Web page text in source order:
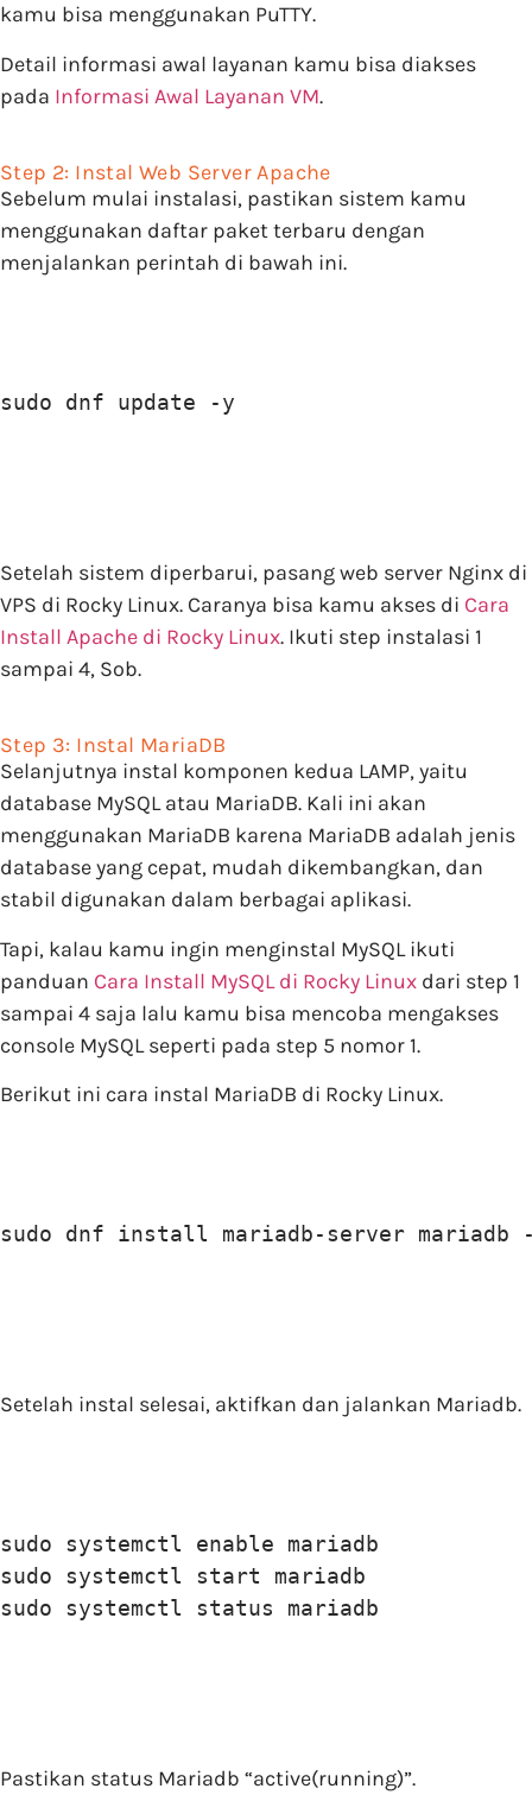
kamu bisa menggunakan PuTTY.
Detail informasi awal layanan kamu bisa diakses
pada Informasi Awal Layanan VM.
Step 2: Instal Web Server Apache
Sebelum mulai instalasi, pastikan sistem kamu
menggunakan daftar paket terbaru dengan
menjalankan perintah di bawah ini.
sudo dnf update -y
Setelah sistem diperbarui, pasang web server Nginx di
VPS di Rocky Linux. Caranya bisa kamu akses di Cara
Install Apache di Rocky Linux. Ikuti step instalasi 1
sampai 4, Sob.
Step 3: Instal MariaDB
Selanjutnya instal komponen kedua LAMP, yaitu
database MySQL atau MariaDB. Kali ini akan
menggunakan MariaDB karena MariaDB adalah jenis
database yang cepat, mudah dikembangkan, dan
stabil digunakan dalam berbagai aplikasi.
Tapi, kalau kamu ingin menginstal MySQL ikuti
panduan Cara Install MySQL di Rocky Linux dari step 1
sampai 4 saja lalu kamu bisa mencoba mengakses
console MySQL seperti pada step 5 nomor 1.
Berikut ini cara instal MariaDB di Rocky Linux.
sudo dnf install mariadb-server mariadb
Setelah instal selesai, aktifkan dan jalankan Mariadb.
sudo systemctl enable mariadb
sudo systemctl start mariadb
sudo systemctl status mariadb
Pastikan status Mariadb “active(running)”.